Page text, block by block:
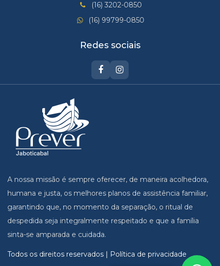
A nossa missão é sempre oferecer, de maneira acolhedora,
humana e justa, os melhores planos de assistência familiar,
garantindo que, no momento da separação, o ritual de
despedida seja integralmente respeitado e que a família
sinta-se amparada e cuidada.
Todos os direitos reservados | Política de privacidade
(16) 3202-0850
(16) 99799-0850
Redes sociais